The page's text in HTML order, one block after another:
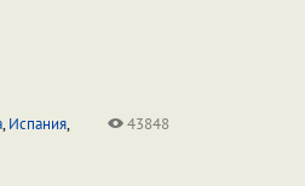
,Испания,
43848